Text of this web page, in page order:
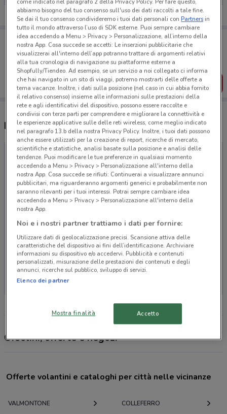
Porta DoveConviene sempre con te!
Puoi trovare le migliori offerte dei negozi vicino a te,
salvarle e creare la tua lista del risparmio, comodamente
dal tuo cellulare.
SCARICA L’APP
Negozi Orsolini a Valmontone
Non ci sono negozi nelle vicinanze
Orsolini, offerte e negozi
Offerte volantini e cataloghi per città nelle vicinanze
VALMONTONE COLLEFERRO
come indicato nel paragrafo 2 della Privacy Policy. Per fare questo,
abbiamo bisogno del tuo consenso sull'uso dei dati raccolti a tale fine.
Se dai il tuo consenso condivideremo i tuoi dati personali conPartnersin
tutto il mondo attraverso l’uso di SDK esterne. Puoi sempre cambiare
idea accedendo a Menu > Privacy > Personalizzazione, all’interno della
nostra App. Cosa succede se accetti: Le inserzioni pubblicitarie che
visualizzerai all'interno dell’app potranno trattare di argomenti relativi
alla tua cronologia di navigazione su piattaforme esterne a
Shopfully/Tiendeo. Ad esempio, se un servizio a noi collegato ci informa
che hai navigato in un sito di viaggi, potremo mostrarti delle offerte a
tema vacanze. Inoltre, i dati sulla posizione (nel caso in cui abbia fornito
il relativo consenso) insieme alle informazioni sulle prestazioni della
rete e agli identificativi del dispositivo, possono essere raccolte e
condivisi con terze parti per comprendere e migliorare la connettività e
le esperienze applicative sulle delle reti wireless, come meglio indicato
nel paragrafo 13.b della nostra Privacy Policy. Inoltre, i tuoi dati possono
anche essere utilizzati per la creazione di report, ricerche di mercato,
scientifiche e statistiche, analisi basate sulla posizione e analisi delle
tendenze. Puoi modificare le tue preferenze in qualsiasi momento
accedendo a Menu > Privacy > Personalizzazione all'interno della
nostra App. Cosa succede se rifiuti: Continuerai a visualizzare annunci
pubblicitari, ma riguarderanno argomenti generici e probabilmente non
saranno rilevanti per i tuoi interessi. Potrai sempre cambiare idea
accedendo a Menu > Privacy > Personalizzazione all'interno della
nostra App.
Noi e i nostri partner trattiamo i dati per fornire:
Utilizzare dati di geolocalizzazione precisi. Scansione attiva delle
caratteristiche del dispositivo ai fini dell’identificazione. Archiviare
informazioni su dispositivo e/o accedervi. Pubblicità e contenuti
personalizzati, misurazione delle prestazioni dei contenuti e degli
annunci, ricerche sul pubblico, sviluppo di servizi.
Elenco dei partner
Mostra finalità Accetto